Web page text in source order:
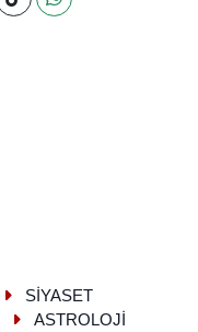
SİYASET
ASTROLOJİ